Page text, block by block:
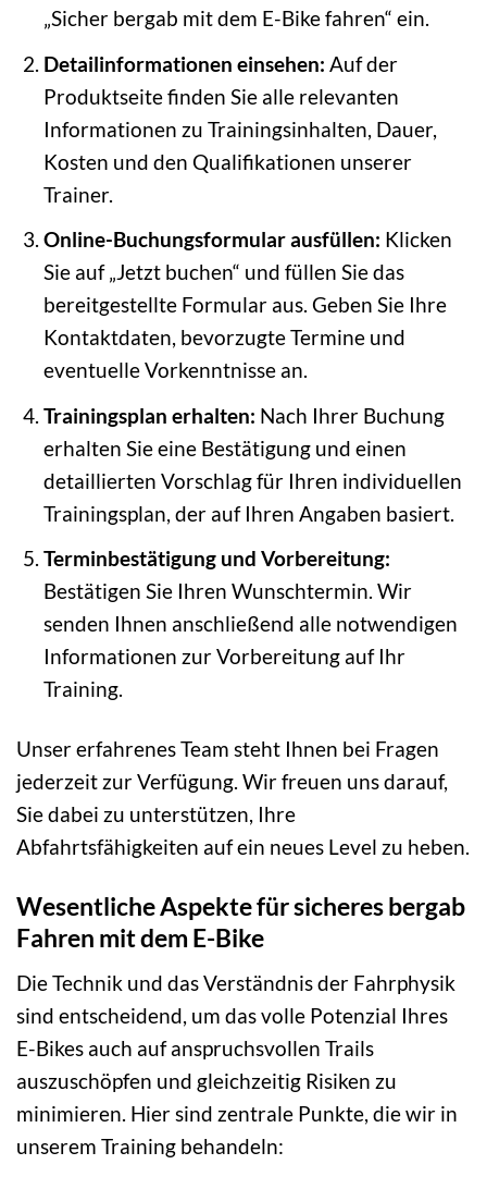
„Sicher bergab mit dem E-Bike fahren“ ein.
Detailinformationen einsehen: Auf der
Produktseite finden Sie alle relevanten
Informationen zu Trainingsinhalten, Dauer,
Kosten und den Qualifikationen unserer
Trainer.
Online-Buchungsformular ausfüllen: Klicken
Sie auf „Jetzt buchen“ und füllen Sie das
bereitgestellte Formular aus. Geben Sie Ihre
Kontaktdaten, bevorzugte Termine und
eventuelle Vorkenntnisse an.
Trainingsplan erhalten: Nach Ihrer Buchung
erhalten Sie eine Bestätigung und einen
detaillierten Vorschlag für Ihren individuellen
Trainingsplan, der auf Ihren Angaben basiert.
Terminbestätigung und Vorbereitung:
Bestätigen Sie Ihren Wunschtermin. Wir
senden Ihnen anschließend alle notwendigen
Informationen zur Vorbereitung auf Ihr
Training.
Unser erfahrenes Team steht Ihnen bei Fragen
jederzeit zur Verfügung. Wir freuen uns darauf,
Sie dabei zu unterstützen, Ihre
Abfahrtsfähigkeiten auf ein neues Level zu heben.
Wesentliche Aspekte für sicheres bergab
Fahren mit dem E-Bike
Die Technik und das Verständnis der Fahrphysik
sind entscheidend, um das volle Potenzial Ihres
E-Bikes auch auf anspruchsvollen Trails
auszuschöpfen und gleichzeitig Risiken zu
minimieren. Hier sind zentrale Punkte, die wir in
unserem Training behandeln: